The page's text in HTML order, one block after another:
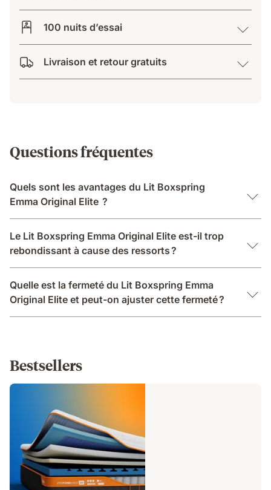
100 nuits d’essai
Livraison et retour gratuits
Questions fréquentes
Quels sont les avantages du Lit Boxspring
Emma Original Elite ?
Le Lit Boxspring Emma Original Elite est-il trop
rebondissant à cause des ressorts ?
Quelle est la fermeté du Lit Boxspring Emma
Original Elite et peut-on ajuster cette fermeté ?
Bestsellers